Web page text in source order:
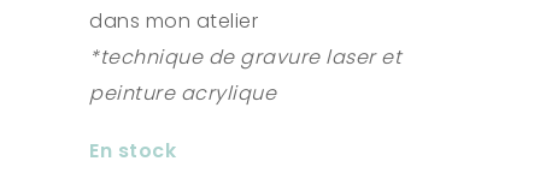
dans mon atelier
*technique de gravure laser et
peinture acrylique
En stock